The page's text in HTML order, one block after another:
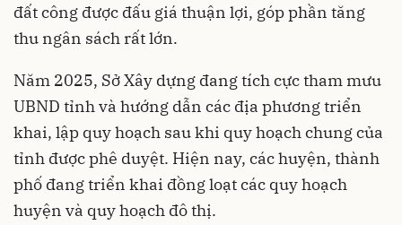
đất công được đấu giá thuận lợi, góp phần tăng
thu ngân sách rất lớn.
Năm 2025, Sở Xây dựng đang tích cực tham mưu
UBND tỉnh và hướng dẫn các địa phương triển
khai, lập quy hoạch sau khi quy hoạch chung của
tỉnh được phê duyệt. Hiện nay, các huyện, thành
phố đang triển khai đồng loạt các quy hoạch
huyện và quy hoạch đô thị.